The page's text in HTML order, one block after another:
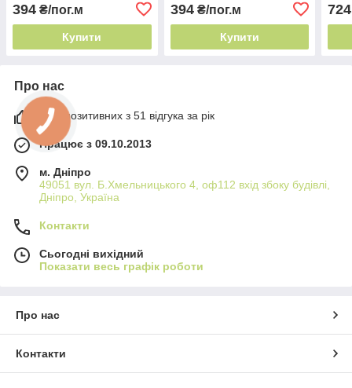
напівбавовна
394 ₴/пог.м
Купити
394₴/пог.м
Купити
724
Про нас
98% позитивних з 51 відгука за рік
Працює з 09.10.2013
м. Дніпро
49051 вул. Б.Хмельницького 4, оф112 вхід збоку будівлі,
Дніпро, Україна
Контакти
Сьогодні вихідний
Показати весь графік роботи
Про нас
Контакти